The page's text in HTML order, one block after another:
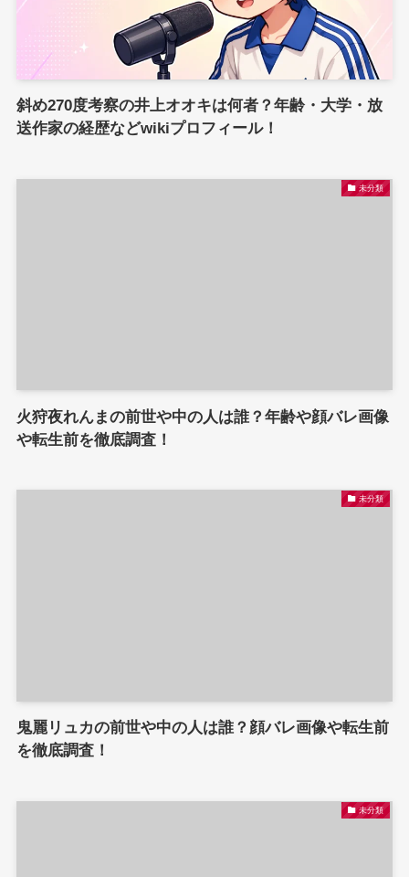
斜め270度考察の井上オオキは何者？年齢・大学・放
送作家の経歴などwikiプロフィール！
未分類
火狩夜れんまの前世や中の人は誰？年齢や顔バレ画像
や転生前を徹底調査！
未分類
鬼麗リュカの前世や中の人は誰？顔バレ画像や転生前
を徹底調査！
未分類